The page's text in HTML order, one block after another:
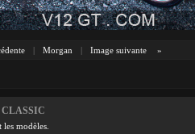
| Morgan | Image suivante »
CLASSIC
modèles.